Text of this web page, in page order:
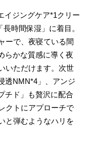
イジングケア*1クリー
時間保湿」に着目。
ーで、夜寝ている間
らかな質感に導く夜
いただけます。次世
透NMN*4」、アンジ
チド」も贅沢に配合
クトにアプローチで
と弾むようなハリを